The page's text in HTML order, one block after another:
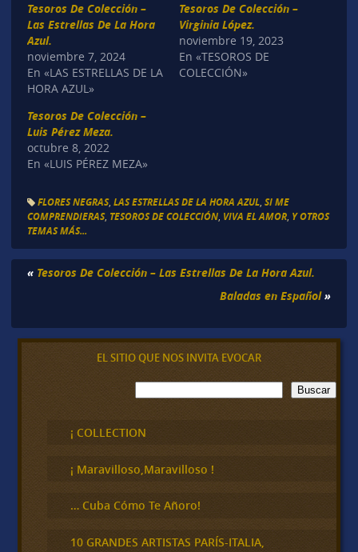
Tesoros De Colección –
Las Estrellas De La Hora
Azul.
noviembre 7, 2024
En «LAS ESTRELLAS DE LA
HORA AZUL»
Tesoros De Colección –
Virginia López.
noviembre 19, 2023
En «TESOROS DE
COLECCIÓN»
Tesoros De Colección –
Luis Pérez Meza.
octubre 8, 2022
En «LUIS PÉREZ MEZA»
FLORES NEGRAS, LAS ESTRELLAS DE LA HORA AZUL, SI ME
COMPRENDIERAS, TESOROS DE COLECCIÓN, VIVA EL AMOR, Y OTROS
TEMAS MÁS...
« Tesoros De Colección – Las Estrellas De La Hora Azul.
Baladas en Español»
EL SITIO QUE NOS INVITA EVOCAR
B
u
c
a
Buscar
¡ COLLECTION
¡ Maravilloso,Maravilloso !
… Cuba Cómo Te Añoro!
10 GRANDES ARTISTAS PARÍS-ITALIA,